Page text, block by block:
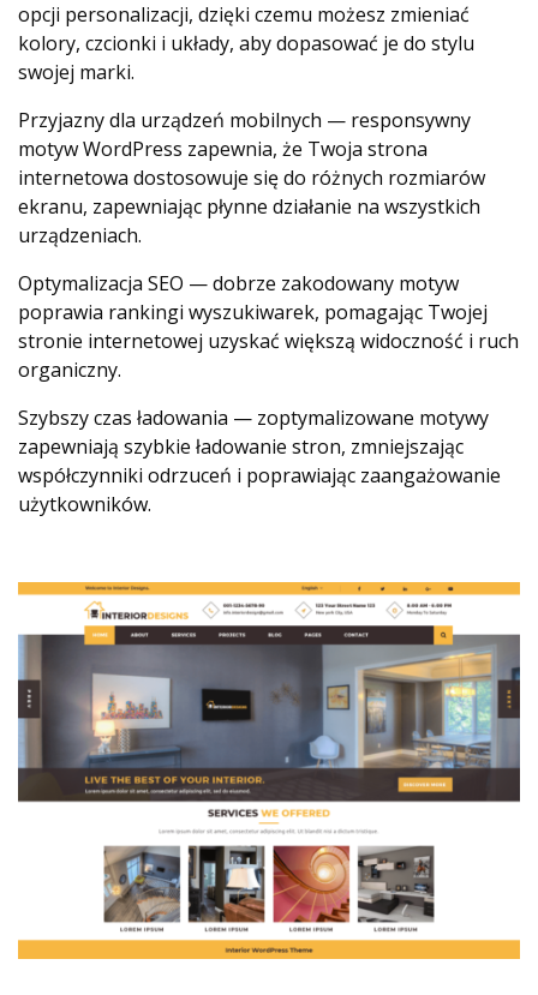
opcji personalizacji, dzięki czemu możesz zmieniać
kolory, czcionki i układy, aby dopasować je do stylu
swojej marki.
Przyjazny dla urządzeń mobilnych — responsywny
motyw WordPress zapewnia, że ​​Twoja strona
internetowa dostosowuje się do różnych rozmiarów
ekranu, zapewniając płynne działanie na wszystkich
urządzeniach.
Optymalizacja SEO — dobrze zakodowany motyw
poprawia rankingi wyszukiwarek, pomagając Twojej
stronie internetowej uzyskać większą widoczność i ruch
organiczny.
Szybszy czas ładowania — zoptymalizowane motywy
zapewniają szybkie ładowanie stron, zmniejszając
współczynniki odrzuceń i poprawiając zaangażowanie
użytkowników.